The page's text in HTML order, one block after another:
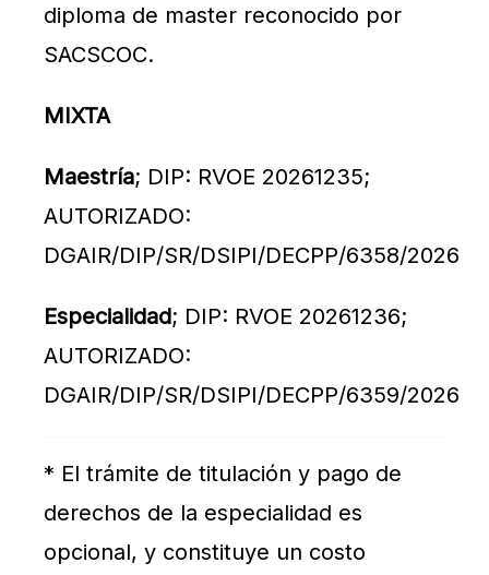
diploma de master reconocido por
SACSCOC.
MIXTA
Maestría; DIP: RVOE 20261235;
AUTORIZADO:
DGAIR/DIP/SR/DSIPI/DECPP/6358/2026
Especialidad; DIP: RVOE 20261236;
AUTORIZADO:
DGAIR/DIP/SR/DSIPI/DECPP/6359/2026
* El trámite de titulación y pago de
derechos de la especialidad es
opcional, y constituye un costo